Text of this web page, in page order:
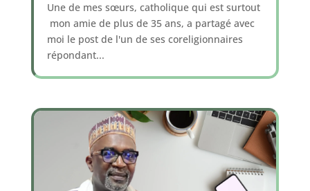
Une de mes sœurs, catholique qui est surtout
mon amie de plus de 35 ans, a partagé avec
moi le post de l'un de ses coreligionnaires
répondant...